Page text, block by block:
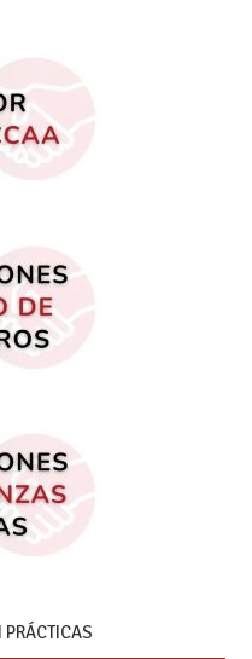
PRÁCTICAS